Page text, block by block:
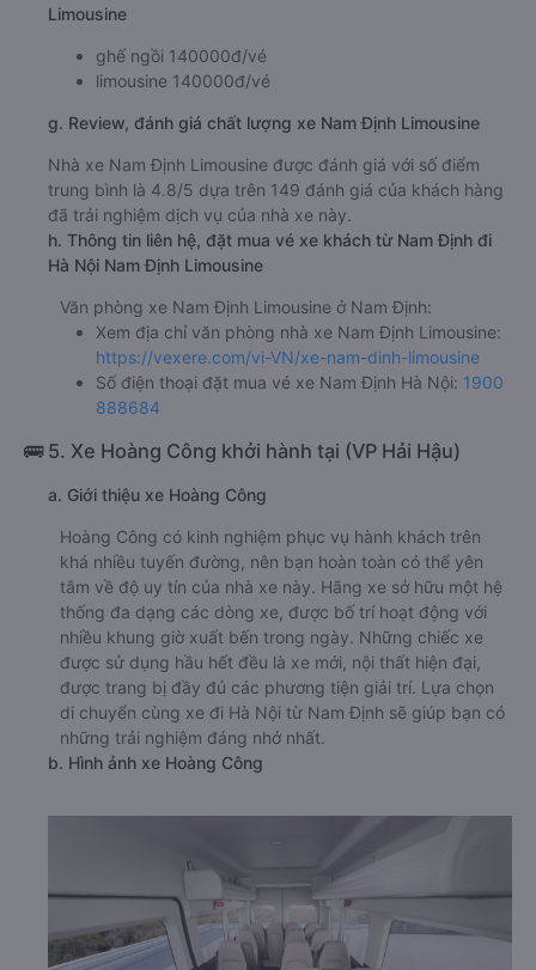
Limousine
ghế ngồi 140000đ/vé
limousine 140000đ/vé
g. Review, đánh giá chất lượng xe Nam Định Limousine
Nhà xe Nam Định Limousine được đánh giá với số điểm
trung bình là 4.8/5 dựa trên 149 đánh giá của khách hàng
đã trải nghiệm dịch vụ của nhà xe này.
h. Thông tin liên hệ, đặt mua vé xe khách từ Nam Định đi
Hà Nội Nam Định Limousine
Văn phòng xe Nam Định Limousine ở Nam Định:
Xem địa chỉ văn phòng nhà xe Nam Định Limousine:
https://vexere.com/vi-VN/xe-nam-dinh-limousine
Số điện thoại đặt mua vé xe Nam Định Hà Nội: 1900
888684
🚌 5. Xe Hoàng Công khởi hành tại (VP Hải Hậu)
a. Giới thiệu xe Hoàng Công
Hoàng Công có kinh nghiệm phục vụ hành khách trên
khá nhiều tuyến đường, nên bạn hoàn toàn có thể yên
tâm về độ uy tín của nhà xe này. Hãng xe sở hữu một hệ
thống đa dạng các dòng xe, được bố trí hoạt động với
nhiều khung giờ xuất bến trong ngày. Những chiếc xe
được sử dụng hầu hết đều là xe mới, nội thất hiện đại,
được trang bị đầy đủ các phương tiện giải trí. Lựa chọn
di chuyển cùng xe đi Hà Nội từ Nam Định sẽ giúp bạn có
những trải nghiệm đáng nhớ nhất.
b. Hình ảnh xe Hoàng Công